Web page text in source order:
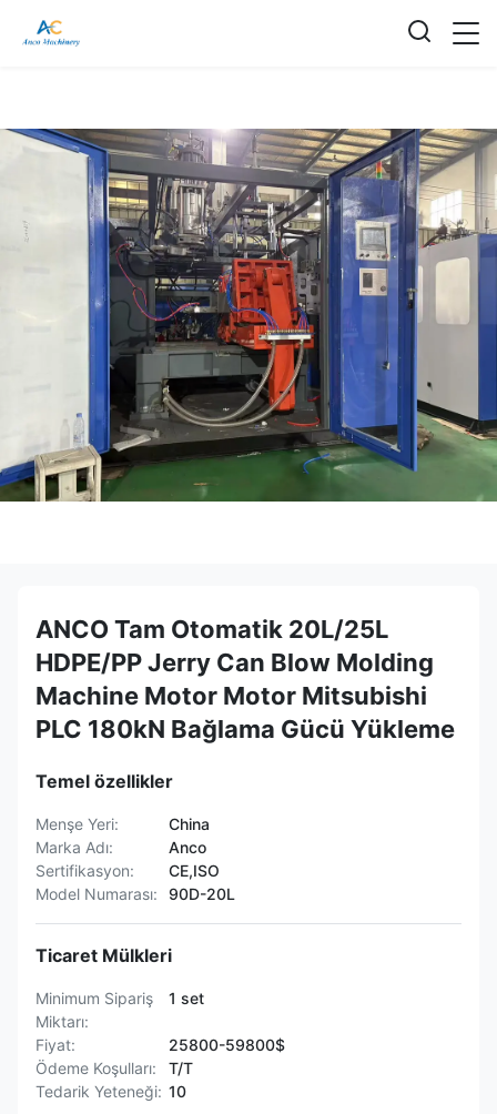
ANCO Tam Otomatik 20L/25L
HDPE/PP Jerry Can Blow Molding
Machine Motor Motor Mitsubishi
PLC 180kN Bağlama Gücü Yükleme
Temel özellikler
Menşe Yeri:
China
Marka Adı:
Anco
Sertifikasyon:
CE,ISO
Model Numarası:
90D-20L
Ticaret Mülkleri
Minimum Sipariş
Miktarı:
1 set
Fiyat:
25800-59800$
Ödeme Koşulları:
T/T
Tedarik Yeteneği: 10